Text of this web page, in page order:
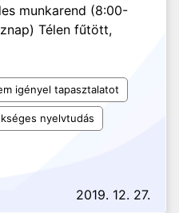
munkarend (8:00-
Télen fűtött,
igényel tapasztalatot
nyelvtudás
2019. 12. 27.